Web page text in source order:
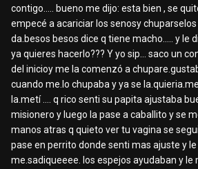
contigo..... bueno me dijo: esta bien , se
empecé a acariciar los senosy
da.besos besos dice q tiene macho..... y le
ya quieres hacerlo??? Y yo sip... saco un
del inicioy me la comenzó a
cuando me.lo chupaba y ya se
la.metí .... q rico senti su papita ajustaba
misionero y luego la pase a caballito y se
manos atras q quieto ver tu vagina se
pase en perrito donde senti mas ajuste y
me.sadiqueeee. los espejos ayudaban y le